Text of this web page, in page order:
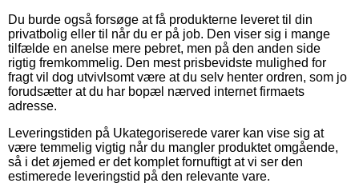
Du burde også forsøge at få produkterne leveret til din
privatbolig eller til når du er på job. Den viser sig i mange
tilfælde en anelse mere pebret, men på den anden side
rigtig fremkommelig. Den mest prisbevidste mulighed for
fragt vil dog utvivlsomt være at du selv henter ordren, som jo
forudsætter at du har bopæl nærved internet firmaets
adresse.
Leveringstiden på Ukategoriserede varer kan vise sig at
være temmelig vigtig når du mangler produktet omgående,
så i det øjemed er det komplet fornuftigt at vi ser den
estimerede leveringstid på den relevante vare.